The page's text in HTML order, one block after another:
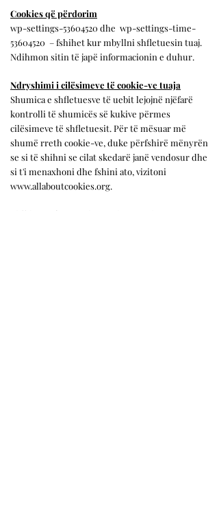
Cookies që përdorim
wp-settings-53604520 dhe wp-settings-time-
53604520 – fshihet kur mbyllni shfletuesin tuaj.
Ndihmon sitin të japë informacionin e duhur.
Ndryshimi i cilësimeve të cookie-ve tuaja
Shumica e shfletuesve të uebit lejojnë njëfarë
kontrolli të shumicës së kukive përmes
cilësimeve të shfletuesit. Për të mësuar më
shumë rreth cookie-ve, duke përfshirë mënyrën
se si të shihni se cilat skedarë janë vendosur dhe
si t'i menaxhoni dhe fshini ato, vizitoni
www.allaboutcookies.org.
Lidhje me faqet e tjera të internetit